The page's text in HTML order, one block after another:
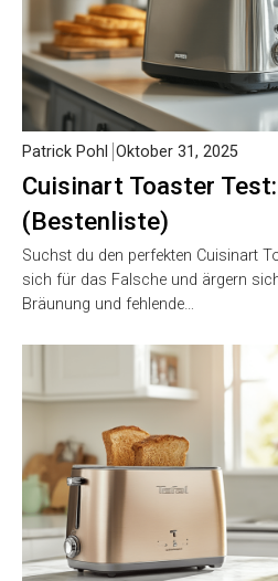
Cuisinart Toaster
(Bestenliste)
Patrick Pohl Oktober 31, 2025
Suchst du den perfekten Cuisinart
sich für das Falsche und ärgern
Bräunung und fehlende…